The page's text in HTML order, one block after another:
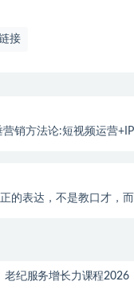
接
销方法论:短视频运营
的表达，不是教口才，
老纪服务增长力课程2026